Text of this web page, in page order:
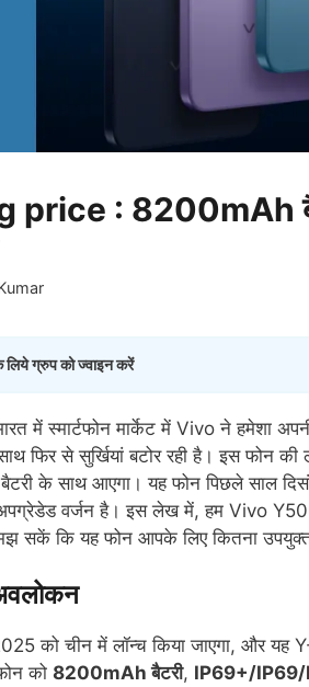
: 8200mAh
ग्रुप को ज्वाइन करें
में स्मार्टफोन मार्केट में Vivo ने हमेशा
फिर से सुर्खियां बटोर रही है। इस फोन
बैटरी के साथ आएगा। यह फोन पिछले साल
वर्जन है। इस लेख में, हम Vivo
सकें कि यह फोन आपके लिए कितना
को चीन में लॉन्च किया जाएगा, और यह
को 8200mAh बैटरी, IP69+/IP69/